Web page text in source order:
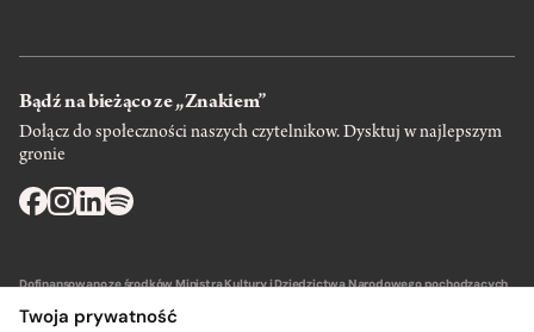
Bądź na bieżąco ze „Znakiem”
Dołącz do społeczności naszych czytelnikow. Dysktuj w najlepszym
gronie
Dofinansowano ze środków Ministra Kultury i Dziedzictwa Narodowego pochodzących
Twoja prywatność